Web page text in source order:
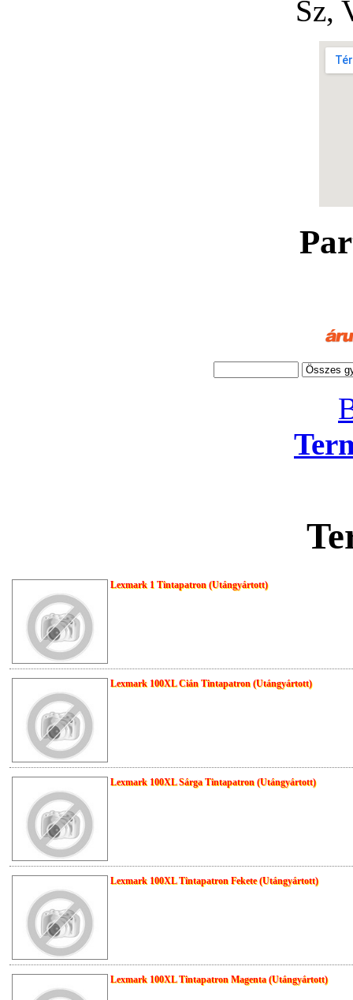
Sz,
Lexmark 1 Tintapatron (Utángyártott)
Lexmark 100XL Cián Tintapatron (Utángyártott)
Lexmark 100XL Sárga Tintapatron (Utángyártott)
Lexmark 100XL Tintapatron Fekete (Utángyártott)
Lexmark 100XL Tintapatron Magenta (Utángyártott)